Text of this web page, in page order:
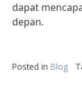
dapat
depan.
Posted in Blog